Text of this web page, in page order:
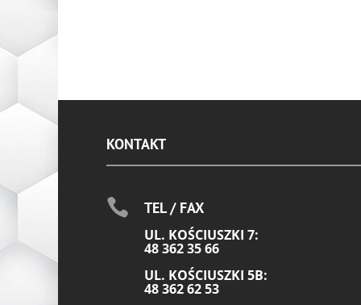
KONTAKT
 TEL / FAX
UL. KOŚCIUSZKI 7:
48 362 35 66
UL. KOŚCIUSZKI 5B:
48 362 62 53